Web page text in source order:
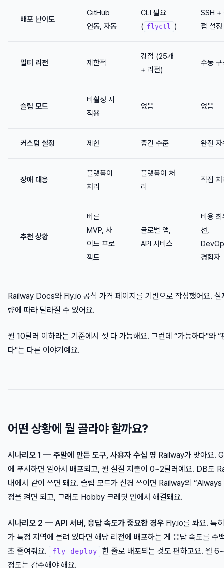
배포 난이도
GitHub
연동, 자동
CLI 필요
( flyctl )
SSH +
접 설정
멀티 리전 제한적
강점 (25개
+ 리전)
수동 구
슬립 모드
비활성 시
적용
없음 없음
커스텀 설정 제한 중간 수준 완전 자
장애 대응
플랫폼이
처리
플랫폼이 처
리
직접
추천 상황
빠른
MVP, 사
이드 프로
젝트
글로벌 앱,
API 서비스
비용
선,
경험자
Railway Docs와 Fly.io 공식 가격 페이지를 기반으로 작성했어요. 실
량에 따라 달라질 수 있어요.
월 10달러 이하라는 기준에서 셋 다 가능해요. 그런데 “가능하다"와 “
다"는 다른 이야기예요.
어떤 상황에 뭘 골라야 할까요?
시나리오 1 — 주말에 만든 도구, 사용자 수십 명 Railway가 맞아요.
에 푸시하면 알아서 배포되고, 월 실질 지출이 0~2달러예요. DB도
내에서 같이 쓰면 돼요. 슬립 모드가 신경 쓰이면 Railway의 “Always
정을 켜면 되고, 그래도 Hobby 크레딧 안에서 해결돼요.
시나리오 2 — API 서버, 응답 속도가 중요한 경우 Fly.io를 봐요. 특
가 특정 지역에 몰려 있다면 해당 리전에 배포하는 게 응답 속도를 수
초 줄여줘요.
fly deploy
한 줄로 배포되는 것도 편하고요. 월
정도는 감수해야 해요.